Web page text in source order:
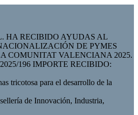
HA RECIBIDO AYUDAS AL
DE PYMES
COMUNITAT VALENCIANA 2025.
196 IMPORTE RECIBIDO:
tricotosa para el desarrollo de la
de Innovación, Industria,